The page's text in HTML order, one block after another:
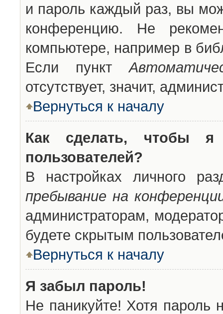
и пароль каждый раз, вы
конференцию. Не
компьютере, например в
Если пункт
отсутствует, значит,
Вернуться к началу
Как сделать, чтобы
пользователей?
В настройках личного
пребывание на
администраторам,
будете скрытым
Вернуться к началу
Я забыл пароль!
Не паникуйте! Хотя пароль